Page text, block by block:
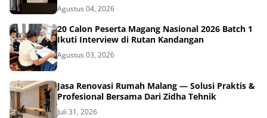
Agustus 04, 2026
20 Calon Peserta Magang Nasional 2026 Batch 1
Ikuti Interview di Rutan Kandangan
Agustus 03, 2026
Jasa Renovasi Rumah Malang — Solusi Praktis &
Profesional Bersama Dari Zidha Tehnik
Juli 31, 2026